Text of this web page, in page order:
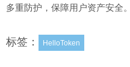
多重防护，保障用户资产安全。
标签： HelloToken